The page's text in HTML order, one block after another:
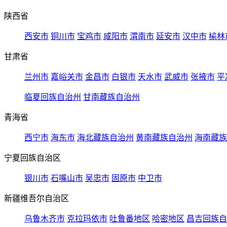
陕西省
西安市 铜川市 宝鸡市 咸阳市 渭南市 延安市 汉中市 榆林
甘肃省
兰州市 嘉峪关市 金昌市 白银市 天水市 武威市 张掖市 平
临夏回族自治州 甘南藏族自治州
青海省
西宁市 海东市 海北藏族自治州 黄南藏族自治州 海南藏
宁夏回族自治区
银川市 石嘴山市 吴忠市 固原市 中卫市
新疆维吾尔自治区
乌鲁木齐市 克拉玛依市 吐鲁番地区 哈密地区 昌吉回族